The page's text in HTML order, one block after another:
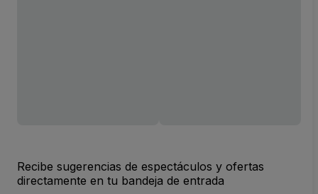
Recibe sugerencias de espectáculos y ofertas
directamente en tu bandeja de entrada